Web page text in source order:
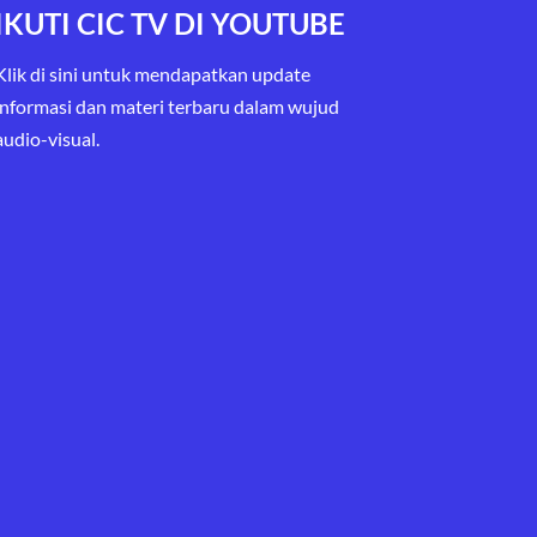
CIC TV DI YOUTUBE
di sini untuk mendapatkan update
dan materi terbaru dalam wujud
visual.